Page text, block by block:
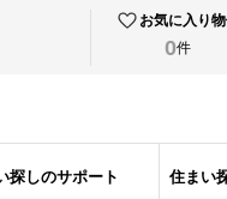
お気に入り
0件
探しのサポート 住まい